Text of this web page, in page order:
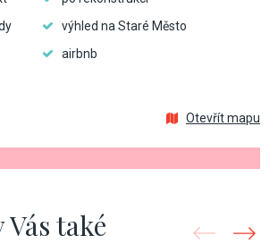
výhled na Staré Město
airbnb
Otevřít mapu
také